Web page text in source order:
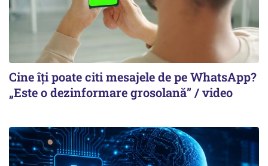
Cine îți poate citi mesajele de pe WhatsApp?
„Este o dezinformare grosolană” / video